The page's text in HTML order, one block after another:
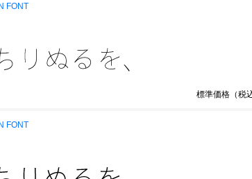
FONT
標準価格（税込
FONT